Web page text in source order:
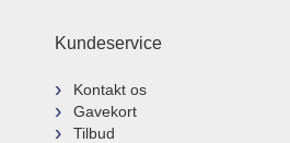
Kundeservice
Kontakt os
Gavekort
Tilbud